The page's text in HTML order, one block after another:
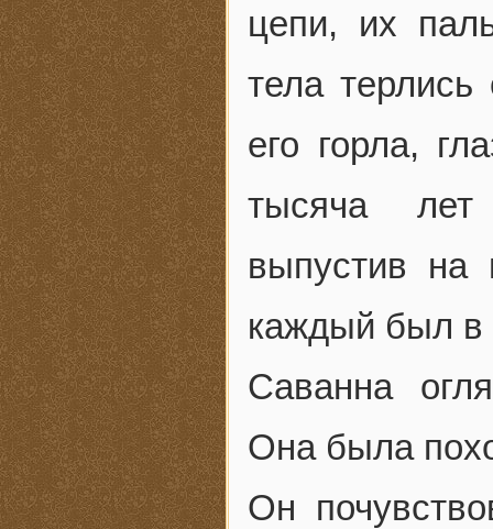
цепи, их
тела
его горла,
тысяча
выпустив на
каждый был в
Саванна
Она была
Он